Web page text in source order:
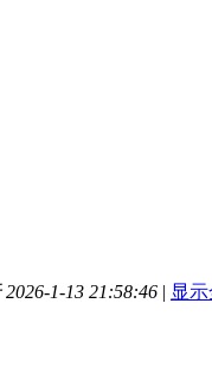
1-13 21:58:46 | 显